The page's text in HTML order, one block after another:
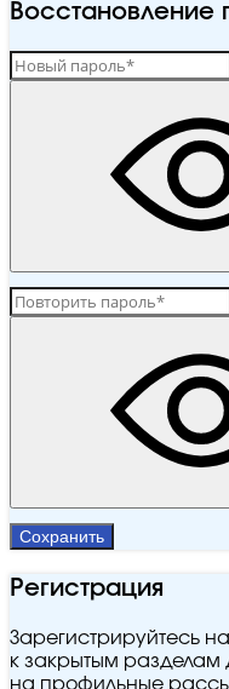
Восстановление
Сохранить
Регистрация
Зарегистрируйтесь
к закрытым разделам
на профильные